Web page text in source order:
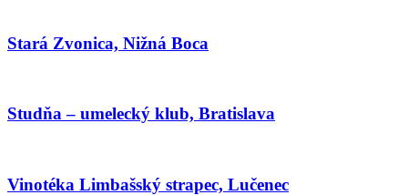
Stará Zvonica, Nižná Boca
Studňa – umelecký klub, Bratislava
Vinotéka Limbašský strapec, Lučenec